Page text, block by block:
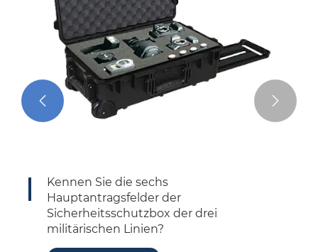
Kennen Sie die sechs
Hauptantragsfelder der
Sicherheitsschutzbox der drei
militärischen Linien?
 